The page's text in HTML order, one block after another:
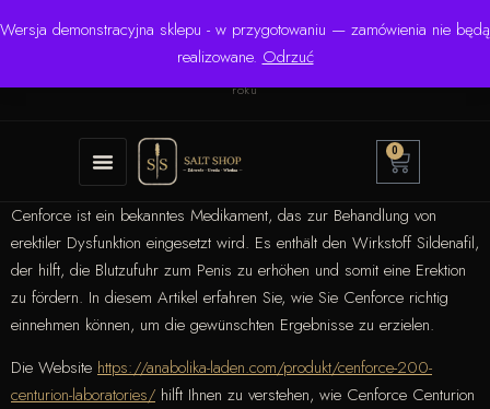
Wersja demonstracyjna sklepu - w przygotowaniu — zamówienia nie będą
realizowane. Odrzuć
☎ +48 506 504 900
✉
krzysztof.lipinski@salinarium.com
Pon.–Pt. 8:00–16:00 | Bezpośredni importer od 1999
roku
0
Cenforce ist ein bekanntes Medikament, das zur Behandlung von
erektiler Dysfunktion eingesetzt wird. Es enthält den Wirkstoff Sildenafil,
der hilft, die Blutzufuhr zum Penis zu erhöhen und somit eine Erektion
zu fördern. In diesem Artikel erfahren Sie, wie Sie Cenforce richtig
einnehmen können, um die gewünschten Ergebnisse zu erzielen.
Die Website https://anabolika-laden.com/produkt/cenforce-200-
centurion-laboratories/ hilft Ihnen zu verstehen, wie Cenforce Centurion